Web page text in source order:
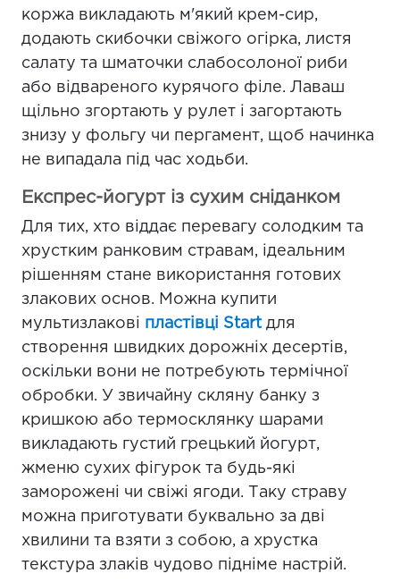
коржа викладають м'який крем-сир,
додають скибочки свіжого огірка, листя
салату та шматочки слабосолоної риби
або відвареного курячого філе. Лаваш
щільно згортають у рулет і загортають
знизу у фольгу чи пергамент, щоб начинка
не випадала під час ходьби.
Експрес-йогурт із сухим сніданком
Для тих, хто віддає перевагу солодким та
хрустким ранковим стравам, ідеальним
рішенням стане використання готових
злакових основ. Можна купити
мультизлакові пластівці Startдля
створення швидких дорожніх десертів,
оскільки вони не потребують термічної
обробки. У звичайну скляну банку з
кришкою або термосклянку шарами
викладають густий грецький йогурт,
жменю сухих фігурок та будь-які
заморожені чи свіжі ягоди. Таку страву
можна приготувати буквально за дві
хвилини та взяти з собою, а хрустка
текстура злаків чудово підніме настрій.